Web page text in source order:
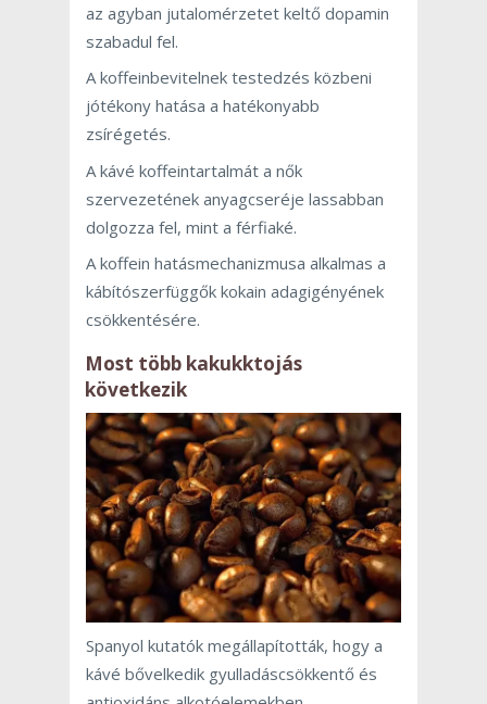
az agyban jutalomérzetet keltő dopamin
szabadul fel.
A koffeinbevitelnek testedzés közbeni
jótékony hatása a hatékonyabb
zsírégetés.
A kávé koffeintartalmát a nők
szervezetének anyagcseréje lassabban
dolgozza fel, mint a férfiaké.
A koffein hatásmechanizmusa alkalmas a
kábítószerfüggők kokain adagigényének
csökkentésére.
Most több kakukktojás
következik
Spanyol kutatók megállapították, hogy a
kávé bővelkedik gyulladáscsökkentő és